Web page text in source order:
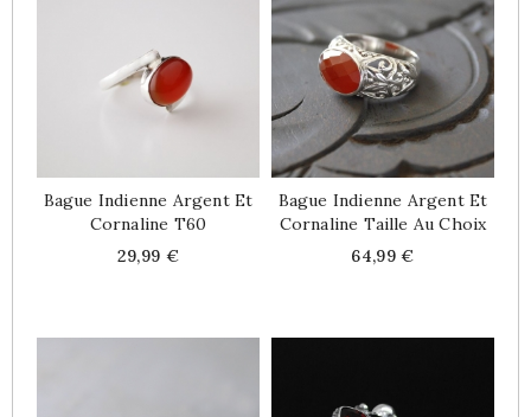
Bague Indienne Argent Et
Cornaline T60
Price
29,99 €
Bague Indienne Argent Et
Cornaline Taille Au Choix
Price
64,99 €